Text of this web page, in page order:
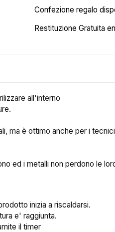
Confezione regalo
Restituzione Gratuita
all'interno
ma è ottimo anche per i
ed i metalli non perdono le
inizia a riscaldarsi.
e' raggiunta.
il timer